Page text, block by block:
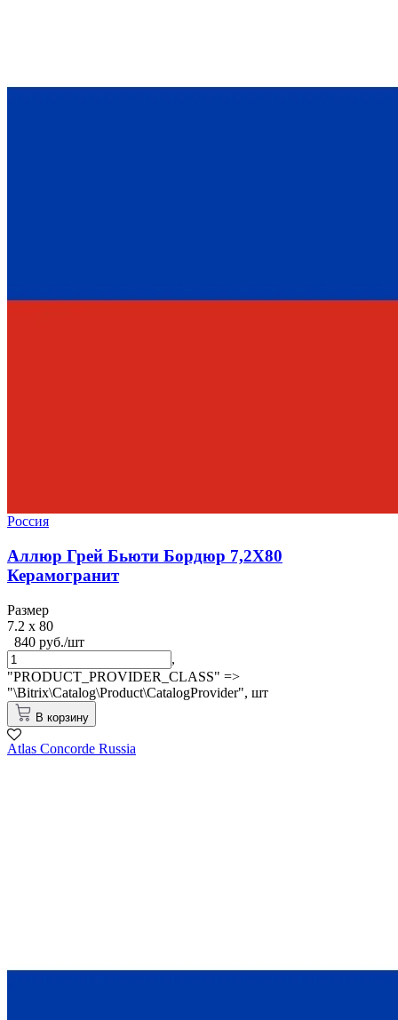
Россия
Аллюр Грей Бьюти Бордюр 7,2X80
Керамогранит
Размер
7.2 x 80
840 руб./шт
,
"PRODUCT_PROVIDER_CLASS" =>
"\Bitrix\Catalog\Product\CatalogProvider", шт
В корзину
Atlas Concorde Russia